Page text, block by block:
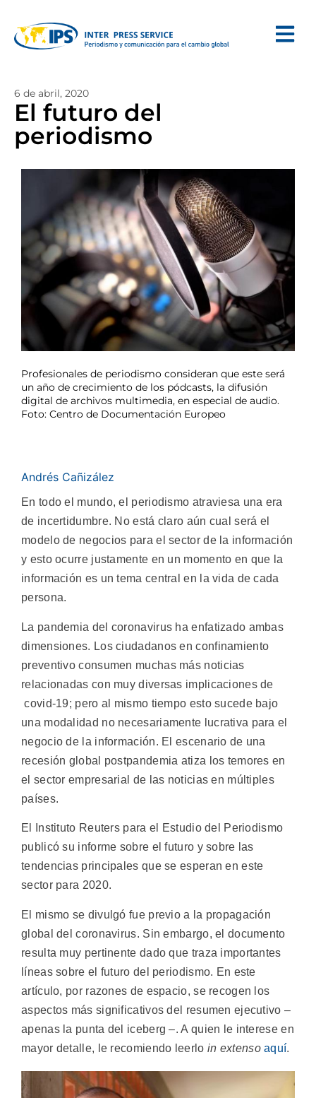
6 de abril, 2020
El futuro del
periodismo
Profesionales de periodismo consideran que este será
un año de crecimiento de los pódcasts, la difusión
digital de archivos multimedia, en especial de audio.
Foto: Centro de Documentación Europeo
Andrés Cañizález
En todo el mundo, el periodismo atraviesa una era
de incertidumbre. No está claro aún cual será el
modelo de negocios para el sector de la información
y esto ocurre justamente en un momento en que la
información es un tema central en la vida de cada
persona.
La pandemia del coronavirus ha enfatizado ambas
dimensiones. Los ciudadanos en confinamiento
preventivo consumen muchas más noticias
relacionadas con muy diversas implicaciones de
covid-19; pero al mismo tiempo esto sucede bajo
una modalidad no necesariamente lucrativa para el
negocio de la información. El escenario de una
recesión global postpandemia atiza los temores en
el sector empresarial de las noticias en múltiples
países.
El Instituto Reuters para el Estudio del Periodismo
publicó su informe sobre el futuro y sobre las
tendencias principales que se esperan en este
sector para 2020.
El mismo se divulgó fue previo a la propagación
global del coronavirus. Sin embargo, el documento
resulta muy pertinente dado que traza importantes
líneas sobre el futuro del periodismo. En este
artículo, por razones de espacio, se recogen los
aspectos más significativos del resumen ejecutivo –
apenas la punta del iceberg –. A quien le interese en
mayor detalle, le recomiendo leerlo in extenso aquí.